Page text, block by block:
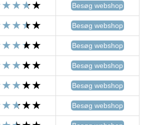
Besøg webshop
Besøg webshop
Besøg webshop
Besøg webshop
Besøg webshop
Besøg webshop